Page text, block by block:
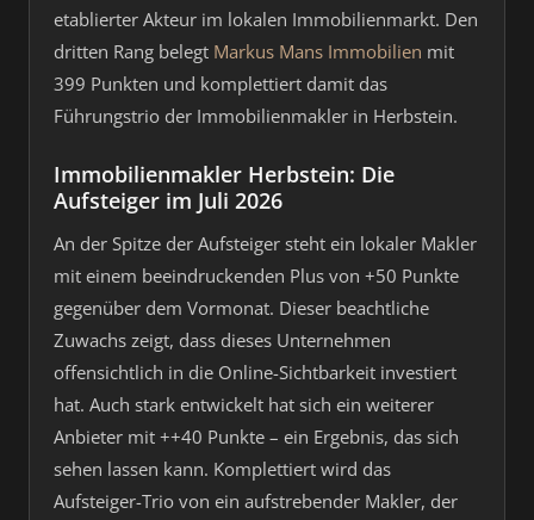
etablierter Akteur im lokalen Immobilienmarkt. Den
dritten Rang belegt Markus Mans Immobilien mit
399 Punkten und komplettiert damit das
Führungstrio der Immobilienmakler in Herbstein.
Immobilienmakler Herbstein: Die
Aufsteiger im Juli 2026
An der Spitze der Aufsteiger steht ein lokaler Makler
mit einem beeindruckenden Plus von +50 Punkte
gegenüber dem Vormonat. Dieser beachtliche
Zuwachs zeigt, dass dieses Unternehmen
offensichtlich in die Online-Sichtbarkeit investiert
hat. Auch stark entwickelt hat sich ein weiterer
Anbieter mit ++40 Punkte – ein Ergebnis, das sich
sehen lassen kann. Komplettiert wird das
Aufsteiger-Trio von ein aufstrebender Makler, der